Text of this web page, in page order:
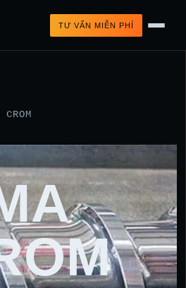
TƯ VẤN MIỄN PHÍ
CROM